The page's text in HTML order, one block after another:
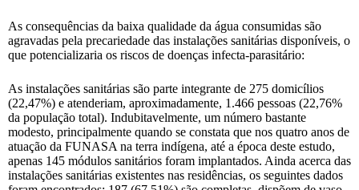
As consequências da baixa qualidade da água consumidas são
agravadas pela precariedade das instalações sanitárias disponíveis, o
que potencializaria os riscos de doenças infecta-parasitário:
As instalações sanitárias são parte integrante de 275 domicílios
(22,47%) e atenderiam, aproximadamente, 1.466 pessoas (22,76%
da população total). Indubitavelmente, um número bastante
modesto, principalmente quando se constata que nos quatro anos de
atuação da FUNASA na terra indígena, até a época deste estudo,
apenas 145 módulos sanitários foram implantados. Ainda acerca das
instalações sanitárias existentes nas residências, os seguintes dados